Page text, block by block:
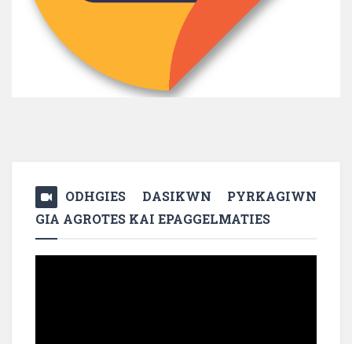
ODHGIES DASIKWN PYRKAGIWN
GIA AGROTES KAI EPAGGELMATIES